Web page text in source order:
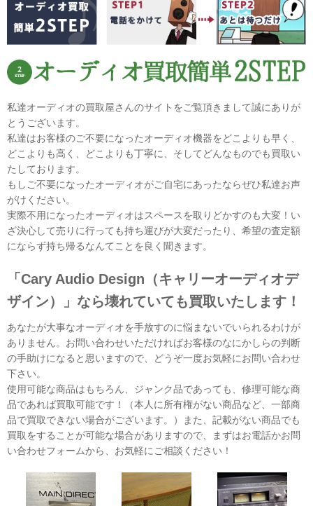
私達オーディオの買取屋さんのサイトをご覧頂きまして誠にありが
とうございます。
私達はお客様のご不要になったオーディオ機器をどこよりも早く、
どこよりも高く、どこよりも丁寧に、そしてどんなものでも買取い
たしております。
もしご不要になったオーディオがご自宅にあったならぜひ私達お声
がけください。
実際不用になったオーディオはスペースを取りどかすのも大変！い
ざ決心して売りに行っても持ち運びが大変だったり、希望の査定額
にならず持ち帰るなんてことを良く聞きます。
「Cary Audio Design（キャリーオーディオデ
ザイン）」なら壊れていても買取いたします！
あなたが大事なオーディオを手放すのに悩まないでいられるわけが
ありません。お問い合わせいただければお客様のなにかしらの判断
の手助けになると思いますので、どうぞ一度お気軽にお問い合わせ
下さい。
使用可能な商品はもちろん、ジャンク品であっても、修理可能な商
品であれば買取可能です！（本人に所有権がない商品など、一部商
品で買取できない場合がございます。）また、記載がない商品でも
買取をすることが可能な場合がありますので、まずはお電話かお問
い合わせフォームから、お気軽にご相談ください！